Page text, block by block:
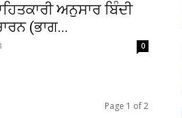
ਅਨੁਸਾਰ ਬਿੰਦੀ
(ਭਾਗ...
0
Page 1 of 2